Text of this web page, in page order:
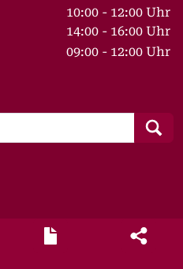
10:00 - 12:00 Uhr
14:00 - 16:00 Uhr
09:00 - 12:00 Uhr